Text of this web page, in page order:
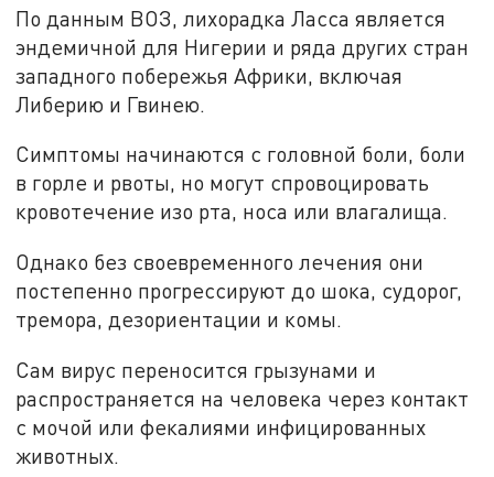
По данным ВОЗ, лихорадка Ласса является
эндемичной для Нигерии и ряда других стран
западного побережья Африки, включая
Либерию и Гвинею.
Симптомы начинаются с головной боли, боли
в горле и рвоты, но могут спровоцировать
кровотечение изо рта, носа или влагалища.
Однако без своевременного лечения они
постепенно прогрессируют до шока, судорог,
тремора, дезориентации и комы.
Сам вирус переносится грызунами и
распространяется на человека через контакт
с мочой или фекалиями инфицированных
животных.